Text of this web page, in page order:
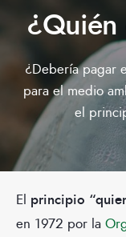
¿Quién
¿Debería pagar
para el medio
el
El principio
en 1972 por la